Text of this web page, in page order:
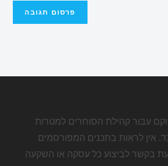
עבור קהילת הסוחרים למטרות
אין לראות בתכנים המפורסמים
בקשר לביצוע כל עסקה או השקעה